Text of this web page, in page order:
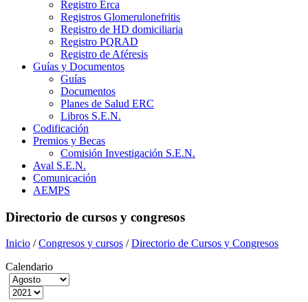
Registro Erca
Registros Glomerulonefritis
Registro de HD domiciliaria
Registro PQRAD
Registro de Aféresis
Guías y Documentos
Guías
Documentos
Planes de Salud ERC
Libros S.E.N.
Codificación
Premios y Becas
Comisión Investigación S.E.N.
Aval S.E.N.
Comunicación
AEMPS
Directorio de cursos y congresos
Inicio /Congresos y cursos /Directorio de Cursos y Congresos
Calendario